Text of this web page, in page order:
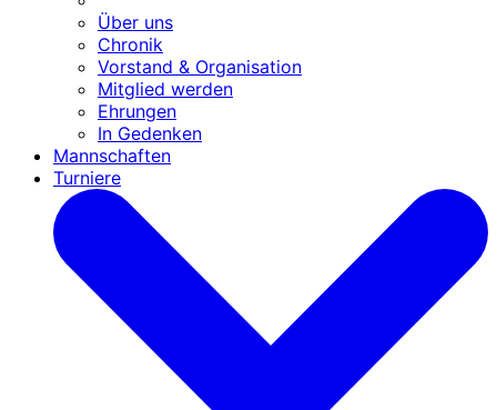
Über uns
Chronik
Vorstand & Organisation
Mitglied werden
Ehrungen
In Gedenken
Mannschaften
Turniere